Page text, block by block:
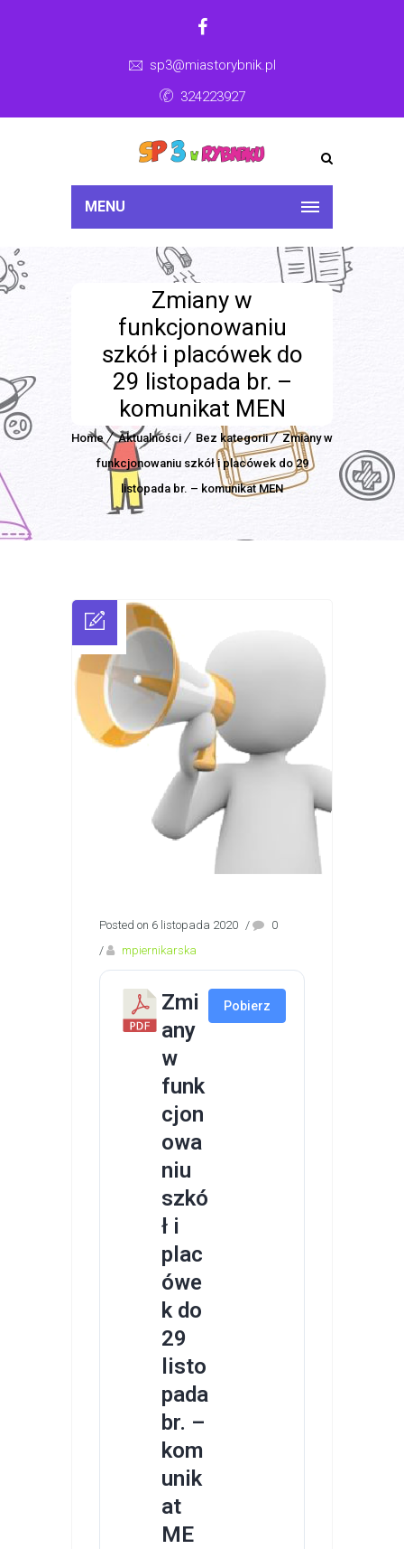
sp3@miastorybnik.pl
324223927
MENU
Zmiany w
funkcjonowaniu
szkół i placówek do
29 listopada br. –
komunikat MEN
Home Aktualności Bez kategorii
Zmiany w
funkcjonowaniu szkół i placówek do 29
listopada br. – komunikat MEN
Posted on 6 listopada 2020 /
0
/
mpiernikarska
Zmi
any
w
funk
cjon
owa
niu
szkó
ł i
plac
ówe
k do
29
listo
pada
br. –
kom
unik
at
ME
Pobierz